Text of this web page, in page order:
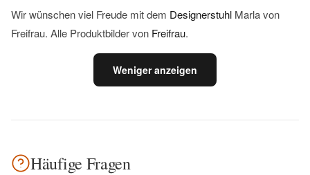
Wir wünschen viel Freude mit dem Designerstuhl Marla von
Freifrau. Alle Produktbilder von Freifrau.
Weniger anzeigen
Häufige Fragen